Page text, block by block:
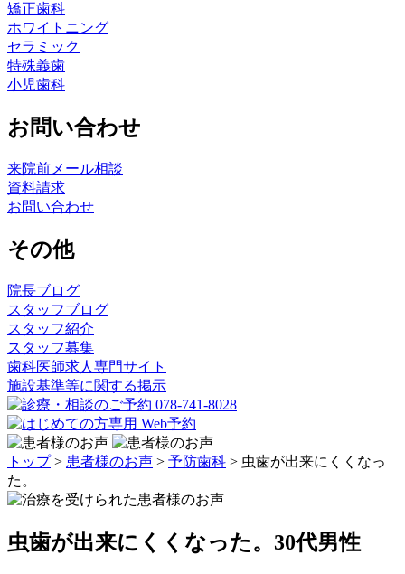
矯正歯科
ホワイトニング
セラミック
特殊義歯
小児歯科
お問い合わせ
来院前メール相談
資料請求
お問い合わせ
その他
院長ブログ
スタッフブログ
スタッフ紹介
スタッフ募集
歯科医師求人専門サイト
施設基準等に関する掲示
トップ> 患者様のお声 > 予防歯科 > 虫歯が出来にくくなっ
た。
虫歯が出来にくくなった。 30代男性